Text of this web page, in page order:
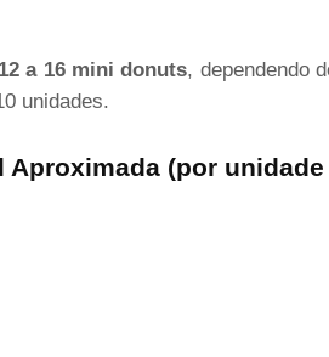
12 a 16 mini donuts, dependendo
unidades.
(por